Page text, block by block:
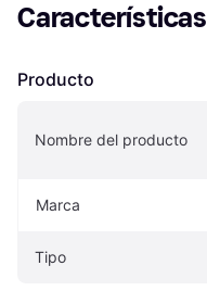
Características
Producto
Nombre del producto
Marca
Tipo